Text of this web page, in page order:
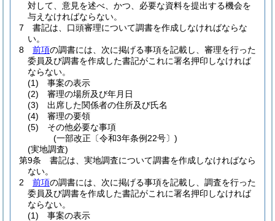
対して、意見を述べ、かつ、必要な資料を提出する機会を
与えなければならない。
7
書記は、口頭審理について調書を作成しなければならな
い。
8
前項の調書には、次に掲げる事項を記載し、審理を行った
委員及び調書を作成した書記がこれに署名押印しなければ
ならない。
(1)
事案の表示
(2)
審理の場所及び年月日
(3)
出席した関係者の住所及び氏名
(4)
審理の要領
(5)
その他必要な事項
(一部改正〔令和3年条例22号〕)
(実地調査)
第9条
書記は、実地調査について調書を作成しなければなら
ない。
2
前項の調書には、次に掲げる事項を記載し、調査を行った
委員及び調書を作成した書記がこれに署名押印しなければ
ならない。
(1)
事案の表示